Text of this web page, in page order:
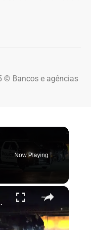
© Bancos e agências
Now Playing
×
Investigation.